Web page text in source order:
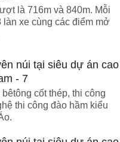
là 716m và 840m. Mỗi
làn xe cùng các điểm mở
cốt thép, thi công
thi công đào hầm kiểu